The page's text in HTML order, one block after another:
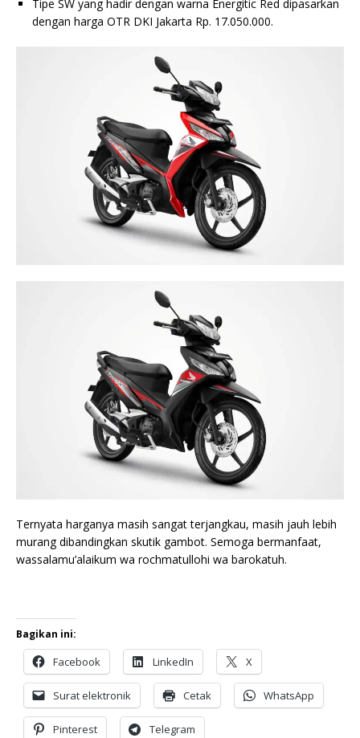
Tipe SW yang hadir dengan warna Energitic Red dipasarkan
dengan harga OTR DKI Jakarta Rp. 17.050.000.
Ternyata harganya masih sangat terjangkau, masih jauh lebih
murang dibandingkan skutik gambot. Semoga bermanfaat,
wassalamu’alaikum wa rochmatullohi wa barokatuh.
Bagikan ini:
Facebook LinkedIn X
Surat elektronik Cetak WhatsApp
Pinterest Telegram